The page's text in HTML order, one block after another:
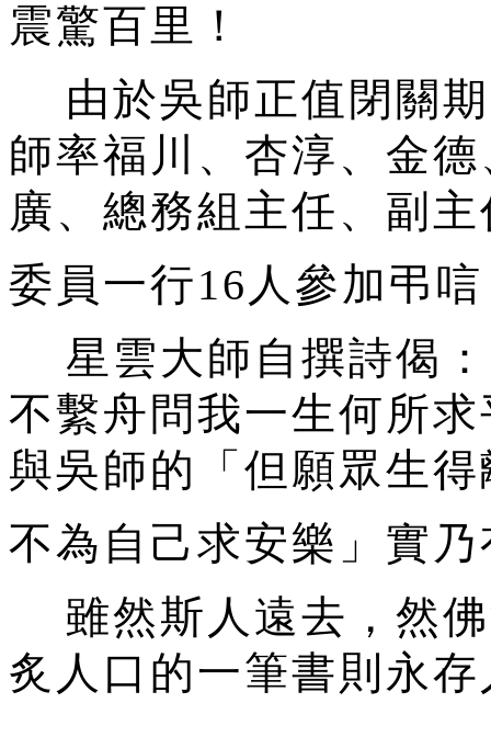
震驚百里！
由於吳師正值閉關期
師率福川、杏淳、金
廣、總務組主任、副
委員一行16人參加弔
星雲大師自撰詩偈
不繫舟問我一生何所
與吳師的「但願眾生
不為自己求安樂」實
雖然斯人遠去，然
炙人口的一筆書則永